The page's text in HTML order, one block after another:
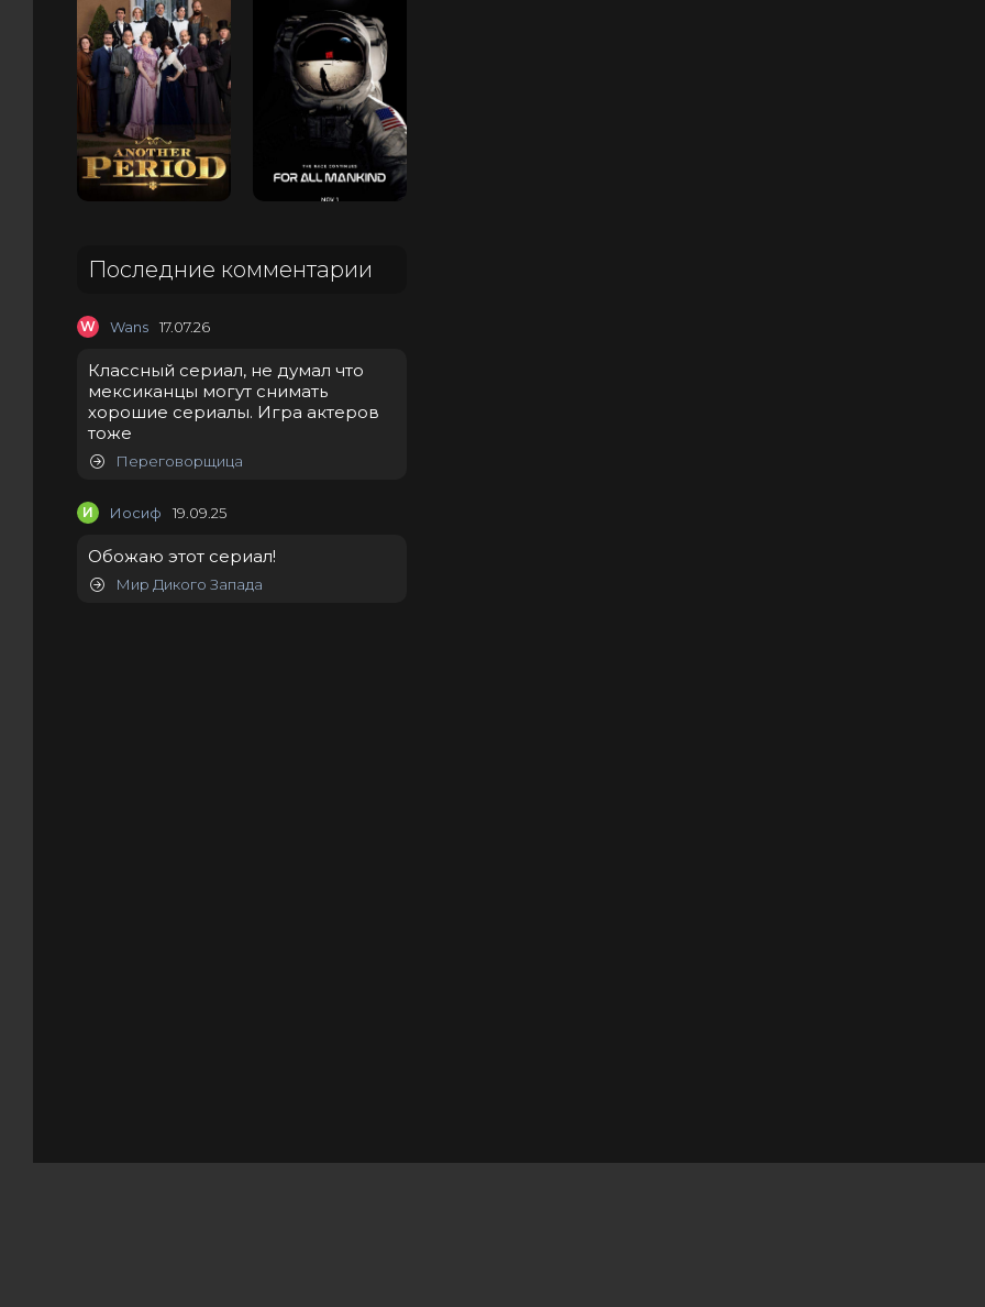
Последние комментарии
W Wans 17.07.26
Классный сериал, не думал что
мексиканцы могут снимать
хорошие сериалы. Игра актеров
тоже
Переговорщица
И Иосиф 19.09.25
Обожаю этот сериал!
Мир Дикого Запада